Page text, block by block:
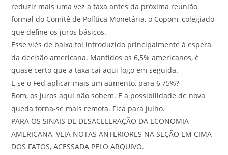
reduzir mais uma vez a taxa antes da próxima reunião
formal do Comitê de Política Monetária, o Copom, colegiado
que define os juros básicos.
Esse viés de baixa foi introduzido principalmente à espera
da decisão americana. Mantidos os 6,5% americanos, é
quase certo que a taxa cai aqui logo em seguida.
E se o Fed aplicar mais um aumento, para 6,75%?
Bom, os juros aqui não sobem. E a possibilidade de nova
queda torna-se mais remota. Fica para julho.
PARA OS SINAIS DE DESACELERAÇÃO DA ECONOMIA
AMERICANA, VEJA NOTAS ANTERIORES NA SEÇÃO EM CIMA
DOS FATOS, ACESSADA PELO ARQUIVO.